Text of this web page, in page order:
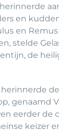
en
en
stelde
de
genaamd
eerder de
keizer